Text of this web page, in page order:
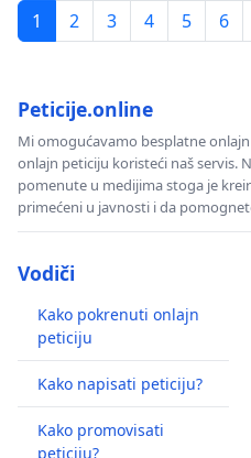
1
2 3 4 5 6
Peticije.online
Mi omogućavamo besplatne
onlajn peticiju koristeći naš servis.
pomenute u medijima stoga je
primećeni u javnosti i da
Vodiči
Kako pokrenuti onlajn
peticiju
Kako napisati peticiju?
Kako promovisati
peticiju?